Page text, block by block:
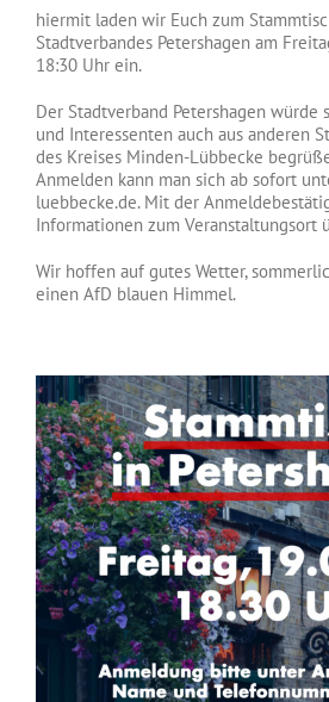
hiermit laden wir Euch zum
Stadtverbandes Petershagen am
18:30 Uhr ein.
Der Stadtverband Petershagen
und Interessenten auch aus anderen
des Kreises Minden-Lübbecke
Anmelden kann man sich ab sofort
luebbecke.de. Mit der
Informationen zum Veranstaltungsort
Wir hoffen auf gutes Wetter,
einen AfD blauen Himmel.